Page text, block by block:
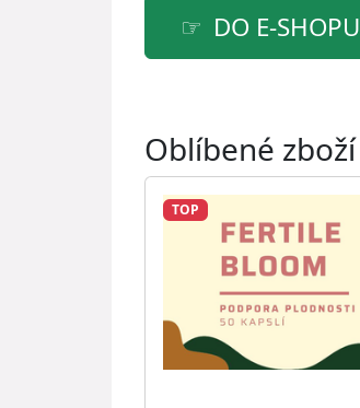
DO E-SHOPU
Oblíbené zboží
TOP